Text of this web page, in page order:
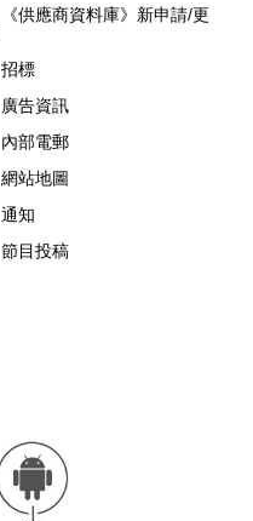
《供應商資料庫》新申請/更
招標
廣告資訊
內部電郵
網站地圖
通知
節目投稿